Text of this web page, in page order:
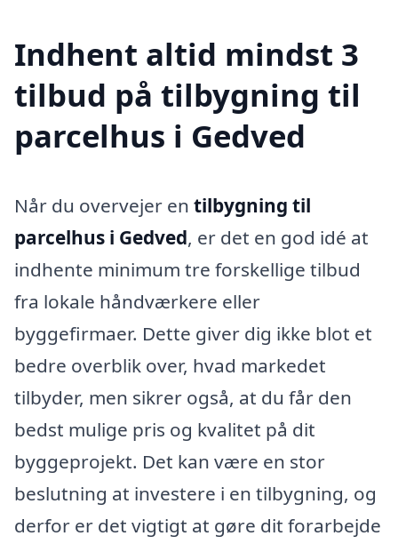
Indhent altid mindst 3
tilbud på tilbygning til
parcelhus i Gedved
Når du overvejer en tilbygning til
parcelhus i Gedved, er det en god idé at
indhente minimum tre forskellige tilbud
fra lokale håndværkere eller
byggefirmaer. Dette giver dig ikke blot et
bedre overblik over, hvad markedet
tilbyder, men sikrer også, at du får den
bedst mulige pris og kvalitet på dit
byggeprojekt. Det kan være en stor
beslutning at investere i en tilbygning, og
derfor er det vigtigt at gøre dit forarbejde